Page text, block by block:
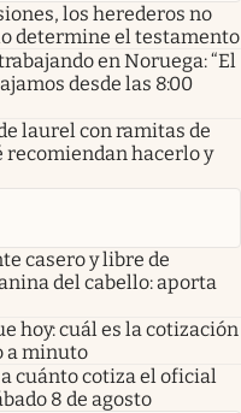
los herederos no
determine el testamento
en Noruega: “El
desde las 8:00
laurel con ramitas de
recomiendan hacerlo y
casero y libre de
del cabello: aporta
hoy: cuál es la cotización
a minuto
a cuánto cotiza el oficial
8 de agosto